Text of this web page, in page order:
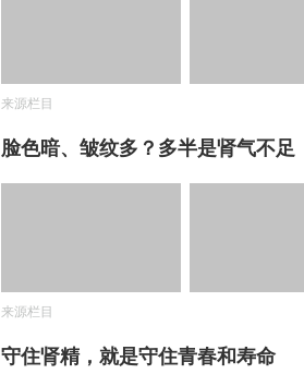
来源栏目
脸色暗、皱纹多？多半是肾气不足
来源栏目
守住肾精，就是守住青春和寿命